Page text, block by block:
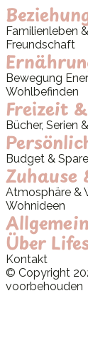
Familienleben
Freundschaft
Bewegung
Wohlbefinden
Freizeit
Bücher, Serien
Budget &
Zuhause
Atmosphäre &
Wohnideen
Allgemein
Über
Kontakt
© Copyright
voorbehouden